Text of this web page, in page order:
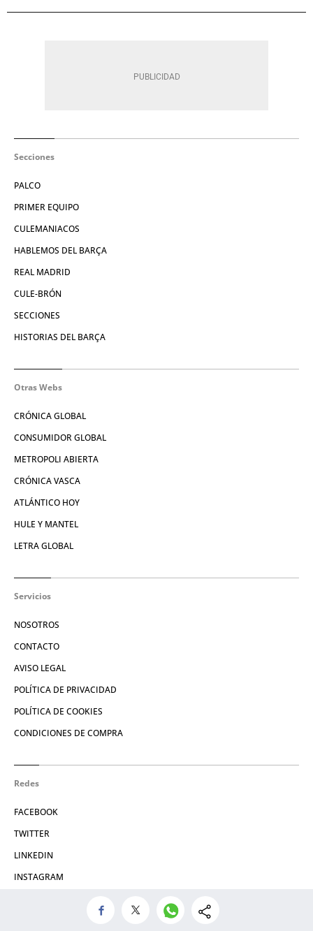
Secciones
PALCO
PRIMER EQUIPO
CULEMANIACOS
HABLEMOS DEL BARÇA
REAL MADRID
CULE-BRÓN
SECCIONES
HISTORIAS DEL BARÇA
Otras Webs
CRÓNICA GLOBAL
CONSUMIDOR GLOBAL
METROPOLI ABIERTA
CRÓNICA VASCA
ATLÁNTICO HOY
HULE Y MANTEL
LETRA GLOBAL
Servicios
NOSOTROS
CONTACTO
AVISO LEGAL
POLÍTICA DE PRIVACIDAD
POLÍTICA DE COOKIES
CONDICIONES DE COMPRA
Redes
FACEBOOK
TWITTER
LINKEDIN
INSTAGRAM